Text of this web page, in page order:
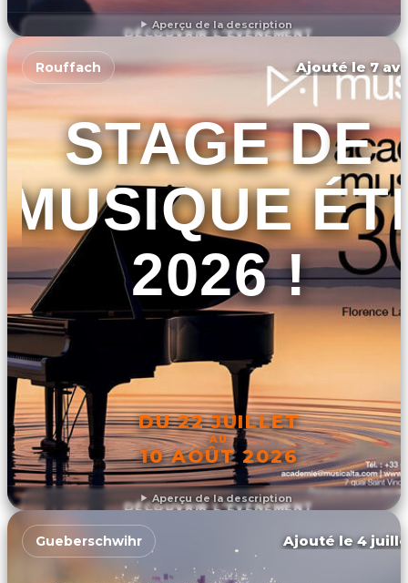
Aperçu de la description
DÉCOUVRIR L'ÉVÉNEMENT
Aperçu de la description
Rouffach Ajouté le 7
STAGE DE
MUSIQUE
2026 !
DU 22 JUILLET
AU
10 AOÛT 2026
DÉCOUVRIR L'ÉVÉNEMENT
Gueberschwihr Ajouté le 4